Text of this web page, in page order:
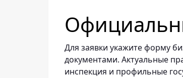
Для заявки укажите форму
документами. Актуальные
инспекция и профильные